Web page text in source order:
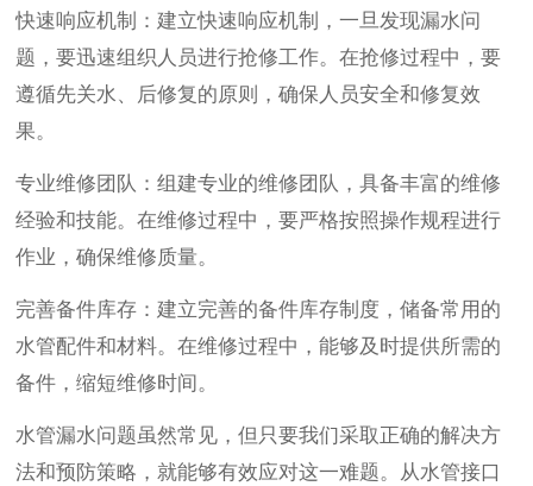
快速响应机制：建立快速响应机制，一旦发现漏水问
题，要迅速组织人员进行抢修工作。在抢修过程中，要
遵循先关水、后修复的原则，确保人员安全和修复效
果。
专业维修团队：组建专业的维修团队，具备丰富的维修
经验和技能。在维修过程中，要严格按照操作规程进行
作业，确保维修质量。
完善备件库存：建立完善的备件库存制度，储备常用的
水管配件和材料。在维修过程中，能够及时提供所需的
备件，缩短维修时间。
水管漏水问题虽然常见，但只要我们采取正确的解决方
法和预防策略，就能够有效应对这一难题。从水管接口